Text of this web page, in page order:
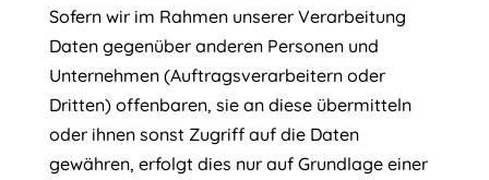
Sofern wir im Rahmen unserer Verarbeitung
Daten gegenüber anderen Personen und
Unternehmen (Auftragsverarbeitern oder
Dritten) offenbaren, sie an diese übermitteln
oder ihnen sonst Zugriff auf die Daten
gewähren, erfolgt dies nur auf Grundlage einer